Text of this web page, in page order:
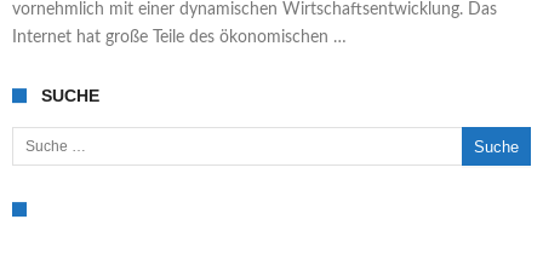
vornehmlich mit einer dynamischen Wirtschaftsentwicklung. Das
Internet hat große Teile des ökonomischen …
SUCHE
Suche nach: